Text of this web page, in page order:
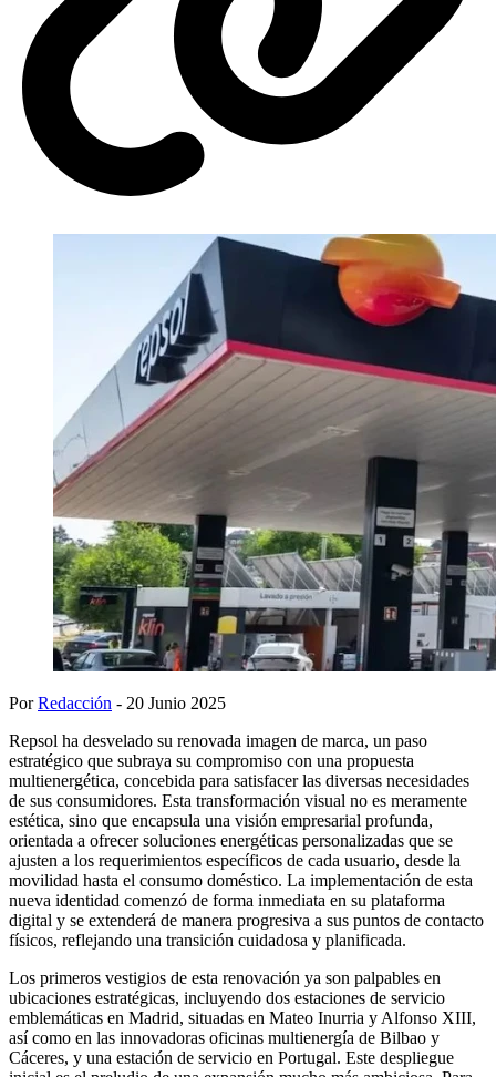
PorRedacción - 20 Junio 2025
Repsol ha desvelado su renovada imagen de marca, un paso
estratégico que subraya su compromiso con una propuesta
multienergética, concebida para satisfacer las diversas necesidades
de sus consumidores. Esta transformación visual no es meramente
estética, sino que encapsula una visión empresarial profunda,
orientada a ofrecer soluciones energéticas personalizadas que se
ajusten a los requerimientos específicos de cada usuario, desde la
movilidad hasta el consumo doméstico. La implementación de esta
nueva identidad comenzó de forma inmediata en su plataforma
digital y se extenderá de manera progresiva a sus puntos de contacto
físicos, reflejando una transición cuidadosa y planificada.
Los primeros vestigios de esta renovación ya son palpables en
ubicaciones estratégicas, incluyendo dos estaciones de servicio
emblemáticas en Madrid, situadas en Mateo Inurria y Alfonso XIII,
así como en las innovadoras oficinas multienergía de Bilbao y
Cáceres, y una estación de servicio en Portugal. Este despliegue